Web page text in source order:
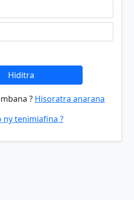
Hiditra
? Hisoratra anarana
ny tenimiafina ?